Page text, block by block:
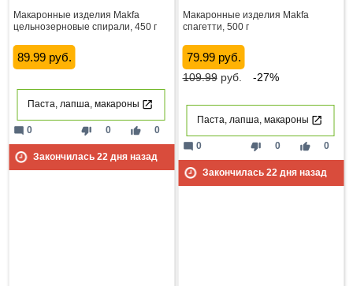
Макаронные изделия Makfa
цельнозерновые спирали, 450 г
89.99 руб.
Паста, лапша, макароны
thumb_down 0 thumb_up 0
mode_comment 0
Закончилась 22 дня назад
Макаронные изделия Makfa
спагетти, 500 г
79.99 руб.
109.99руб. -27%
Паста, лапша, макароны
thumb_down 0 thumb_up 0
mode_comment 0
Закончилась 22 дня назад